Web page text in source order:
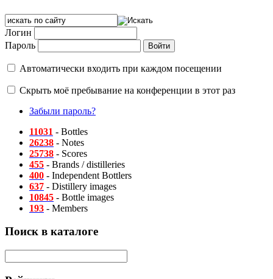
Логин
Пароль
Автоматически входить при каждом посещении
Скрыть моё пребывание на конференции в этот раз
Забыли пароль?
11031 - Bottles
26238 - Notes
25738 - Scores
455 - Brands / distilleries
400 - Independent Bottlers
637 - Distillery images
10845 - Bottle images
193 - Members
Поиск в каталоге